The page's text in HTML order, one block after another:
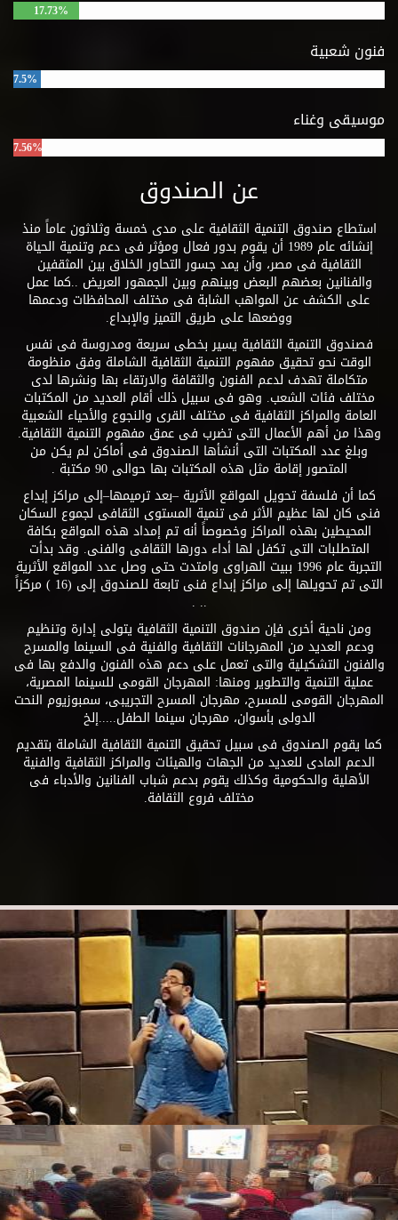
17.73%
فنون شعبية
7.5%
موسيقى وغناء
7.56%
عن الصندوق
استطاع صندوق التنمية الثقافية على مدى خمسة وثلاثون عاماً منذ
إنشائه عام 1989 أن يقوم بدور فعال ومؤثر فى دعم وتنمية الحياة
الثقافية فى مصر، وأن يمد جسور التحاور الخلاق بين المثقفين
والفنانين بعضهم البعض وبينهم وبين الجمهور العريض ..كما عمل
على الكشف عن المواهب الشابة فى مختلف المحافظات ودعمها
ووضعها على طريق التميز والإبداع.
فصندوق التنمية الثقافية يسير بخطى سريعة ومدروسة فى نفس
الوقت نحو تحقيق مفهوم التنمية الثقافية الشاملة وفق منظومة
متكاملة تهدف لدعم الفنون والثقافة والارتقاء بها ونشرها لدى
مختلف فئات الشعب. وهو فى سبيل ذلك أقام العديد من المكتبات
العامة والمراكز الثقافية فى مختلف القرى والنجوع والأحياء الشعبية
وهذا من أهم الأعمال التى تضرب فى عمق مفهوم التنمية الثقافية.
وبلغ عدد المكتبات التى أنشأها الصندوق فى أماكن لم يكن من
المتصور إقامة مثل هذه المكتبات بها حوالى 90 مكتبة .
كما أن فلسفة تحويل المواقع الأثرية –بعد ترميمها–إلى مراكز إبداع
فنى كان لها عظيم الأثر فى تنمية المستوى الثقافى لجموع السكان
المحيطين بهذه المراكز وخصوصاً أنه تم إمداد هذه المواقع بكافة
المتطلبات التى تكفل لها أداء دورها الثقافى والفنى. وقد بدأت
التجربة عام 1996 ببيت الهراوى وامتدت حتى وصل عدد المواقع الأثرية
التى تم تحويلها إلى مراكز إبداع فنى تابعة للصندوق إلى (16 ) مركزاً
.. .
ومن ناحية أخرى فإن صندوق التنمية الثقافية يتولى إدارة وتنظيم
ودعم العديد من المهرجانات الثقافية والفنية فى السينما والمسرح
والفنون التشكيلية والتى تعمل على دعم هذه الفنون والدفع بها فى
عملية التنمية والتطوير ومنها: المهرجان القومى للسينما المصرية،
المهرجان القومى للمسرح، مهرجان المسرح التجريبى، سمبوزيوم النحت
الدولى بأسوان، مهرجان سينما الطفل.....إلخ
كما يقوم الصندوق فى سبيل تحقيق التنمية الثقافية الشاملة بتقديم
الدعم المادى للعديد من الجهات والهيئات والمراكز الثقافية والفنية
الأهلية والحكومية وكذلك يقوم بدعم شباب الفنانين والأدباء فى
مختلف فروع الثقافة.